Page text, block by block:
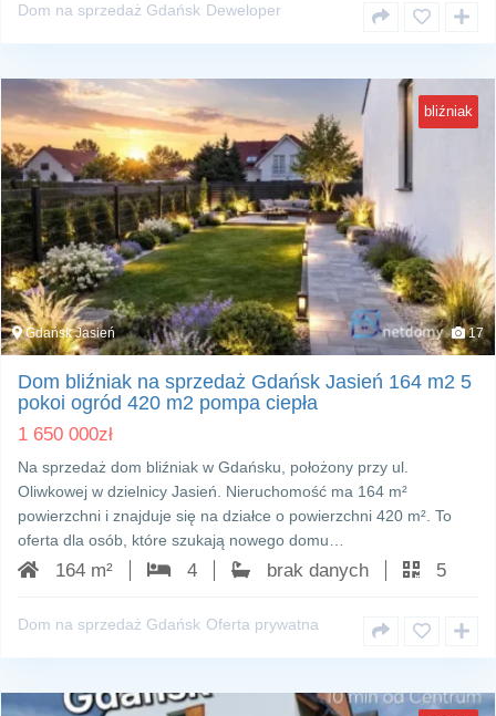
Dom na sprzedaż Gdańsk Deweloper
bliźniak
Gdańsk Jasień 17
Dom bliźniak na sprzedaż Gdańsk Jasień 164 m2 5
pokoi ogród 420 m2 pompa ciepła
1 650 000zł
Na sprzedaż dom bliźniak w Gdańsku, położony przy ul.
Oliwkowej w dzielnicy Jasień. Nieruchomość ma 164 m²
powierzchni i znajduje się na działce o powierzchni 420 m². To
oferta dla osób, które szukają nowego domu…
164 m² 4 brak danych 5
Dom na sprzedaż Gdańsk Oferta prywatna